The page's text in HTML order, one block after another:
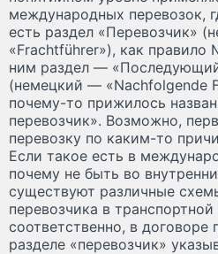
международных перевозок,
есть раздел «Перевозчик»
«Frachtführer»), как
ним раздел —
(немецкий — «Nachfolgende
почему-то прижилось
перевозчик». Возможно,
перевозку по каким-то
Если такое есть в
почему не быть во
существуют различные
перевозчика в
соответственно, в
разделе «перевозчик»